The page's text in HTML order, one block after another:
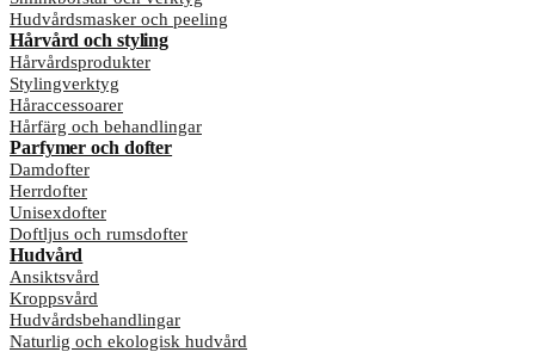
Hudvårdsmasker och peeling
Hårvård och styling
Hårvårdsprodukter
Stylingverktyg
Håraccessoarer
Hårfärg och behandlingar
Parfymer och dofter
Damdofter
Herrdofter
Unisexdofter
Doftljus och rumsdofter
Hudvård
Ansiktsvård
Kroppsvård
Hudvårdsbehandlingar
Naturlig och ekologisk hudvård